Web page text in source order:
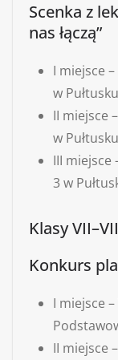
Scenka z
nas łączą”
I miejsce
w Pułtusku
II miejsce
w Pułtusku
III miejsce
3 w
Klasy
Konkurs
I miejsce
II miejsce